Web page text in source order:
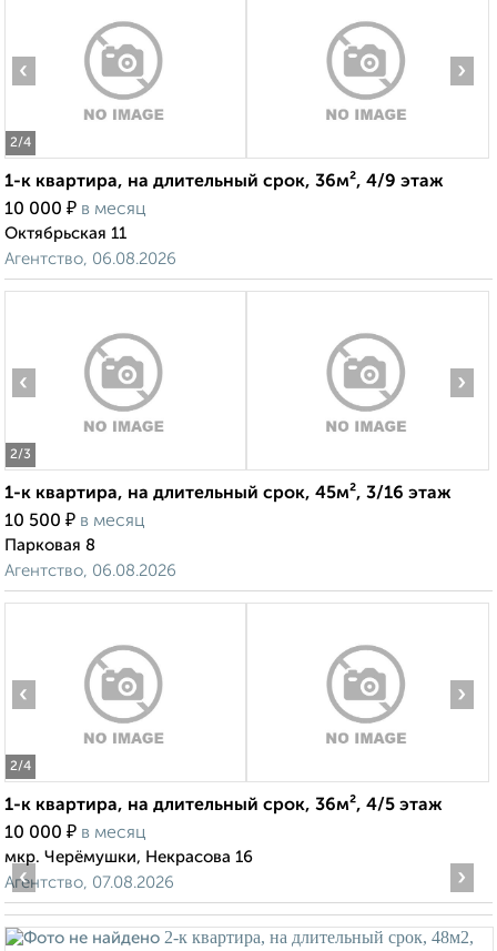
2/4
‹ ›
1-к квартира, на длительный срок, 36м², 4/9 этаж
10 000 ₽ в месяц
Октябрьская 11
Агентство, 06.08.2026
2/3
‹ ›
1-к квартира, на длительный срок, 45м², 3/16 этаж
10 500 ₽ в месяц
Парковая 8
Агентство, 06.08.2026
2/4
‹ ›
1-к квартира, на длительный срок, 36м², 4/5 этаж
10 000 ₽ в месяц
мкр. Черёмушки, Некрасова 16
Агентство, 07.08.2026
‹ ›